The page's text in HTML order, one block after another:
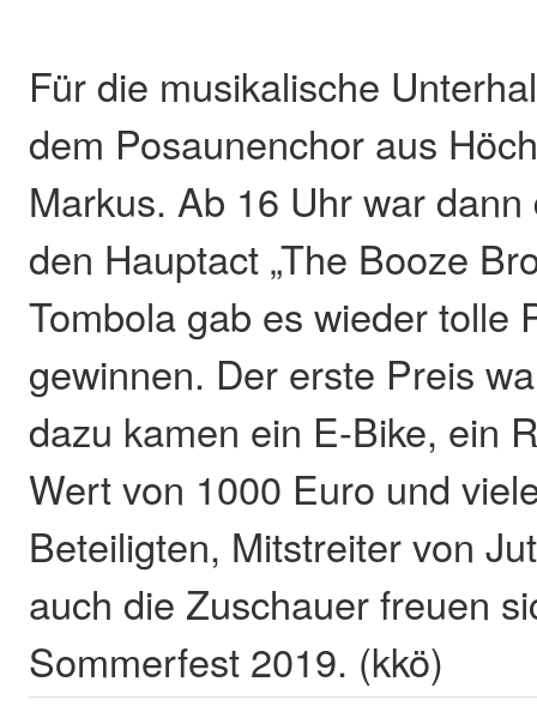
Für die musikalische
dem Posaunenchor aus
Markus. Ab 16 Uhr war
den Hauptact „The Booze
Tombola gab es wieder tolle
gewinnen. Der erste Preis
dazu kamen ein E-Bike, ein
Wert von 1000 Euro und
Beteiligten, Mitstreiter von
auch die Zuschauer freuen
Sommerfest 2019. (kkö)